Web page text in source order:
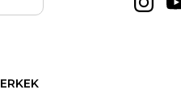
ERKEK